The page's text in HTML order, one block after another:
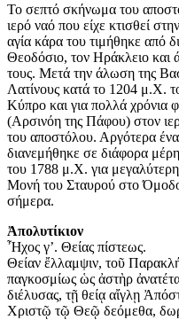
Το σεπτό σκήνωμα του
ιερό ναό που είχε κτισθεί
αγία κάρα του τιμήθηκε από
Θεοδόσιο, τον Ηράκλειο και
τους. Μετά την άλωση της
Λατίνους κατά το 1204 μ.Χ.
Κύπρο και για πολλά χρόνια
(Αρσινόη της Πάφου) στον
του αποστόλου. Αργότερα
διανεμήθηκε σε διάφορα
του 1788 μ.Χ. για
Μονή του Σταυρού στο
σήμερα.
Ἀπολυτίκιον
Ἦχος γ’. Θείας πίστεως.
Θείαν ἔλλαμψιν, τοῦ
παγκοσμίως ὡς ἀστὴρ
διέλυσας, τῇ θείᾳ αἴγλῃ
Χριστῷ τῷ Θεῷ δεόμεθα,